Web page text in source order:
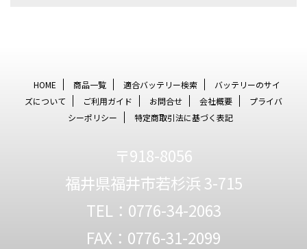
HOME 商品一覧 適合バッテリー検索
バッテリーのサイ
ズについて
ご利用ガイド お問合せ 会社概要
プライバ
シーポリシー
特定商取引法に基づく表記
〒918-8056
福井県福井市若杉浜 3-715
TEL：0776-34-2063
FAX：0776-31-2099